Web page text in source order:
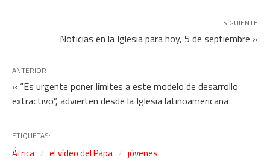
SIGUIENTE
Noticias en la Iglesia para hoy, 5 de septiembre »
ANTERIOR
« “Es urgente poner límites a este modelo de desarrollo
extractivo”, advierten desde la Iglesia latinoamericana
ETIQUETAS:
África el vídeo del Papa jóvenes